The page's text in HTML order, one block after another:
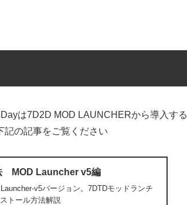
は7D2D MOD LAUNCHERから導入する
記の記事をご覧ください
MOD Launcher v5編
v5バージョン。7DTDモッドランチ
トール方法解説